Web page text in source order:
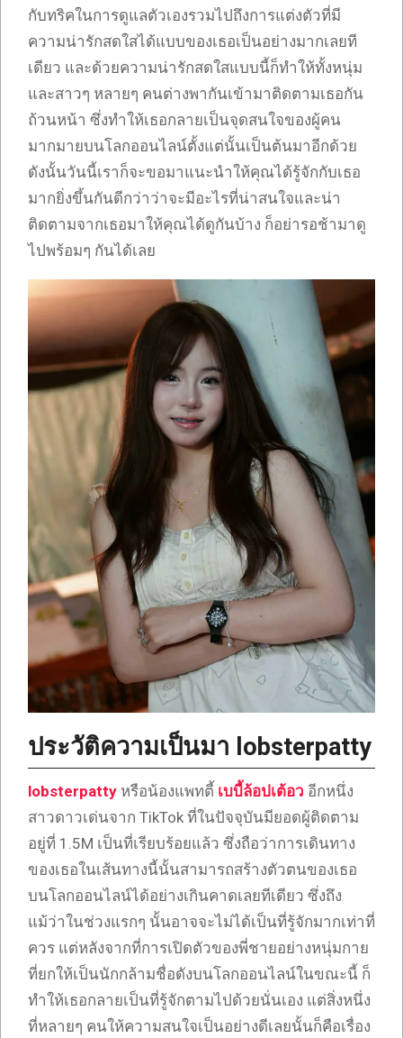
กับทริคในการดูแลตัวเองรวมไปถึงการแต่งตัวที่มี
ความน่ารักสดใสได้แบบของเธอเป็นอย่างมากเลยที
เดียว และด้วยความน่ารักสดใสแบบนี้ก็ทำให้ทั้งหนุ่ม
และสาวๆ หลายๆ คนต่างพากันเข้ามาติดตามเธอกัน
ถ้วนหน้า ซึ่งทำให้เธอกลายเป็นจุดสนใจของผู้คน
มากมายบนโลกออนไลน์ตั้งแต่นั้นเป็นต้นมาอีกด้วย
ดังนั้นวันนี้เราก็จะขอมาแนะนำให้คุณได้รู้จักกับเธอ
มากยิ่งขึ้นกันดีกว่าว่าจะมีอะไรที่น่าสนใจและน่า
ติดตามจากเธอมาให้คุณได้ดูกันบ้าง ก็อย่ารอช้ามาดู
ไปพร้อมๆ กันได้เลย
ประวัติความเป็นมา lobsterpatty
lobsterpatty หรือน้องแพทตี้ เบบี้ล้อปเต้อว อีกหนึ่ง
สาวดาวเด่นจาก TikTok ที่ในปัจจุบันมียอดผู้ติดตาม
อยู่ที่ 1.5M เป็นที่เรียบร้อยแล้ว ซึ่งถือว่าการเดินทาง
ของเธอในเส้นทางนี้นั้นสามารถสร้างตัวตนของเธอ
บนโลกออนไลน์ได้อย่างเกินคาดเลยทีเดียว ซึ่งถึง
แม้ว่าในช่วงแรกๆ นั้นอาจจะไม่ได้เป็นที่รู้จักมากเท่าที่
ควร แต่หลังจากที่การเปิดตัวของพี่ชายอย่างหนุ่มกาย
ที่ยกให้เป็นนักกล้ามชื่อดังบนโลกออนไลน์ในขณะนี้ ก็
ทำให้เธอกลายเป็นที่รู้จักตามไปด้วยนั่นเอง แต่สิ่งหนึ่ง
ที่หลายๆ คนให้ความสนใจเป็นอย่างดีเลยนั้นก็คือเรื่อง